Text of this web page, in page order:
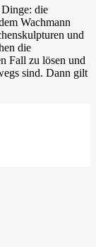
Dinge: die
Wachmann
und
die
Fall zu lösen und
sind. Dann gilt